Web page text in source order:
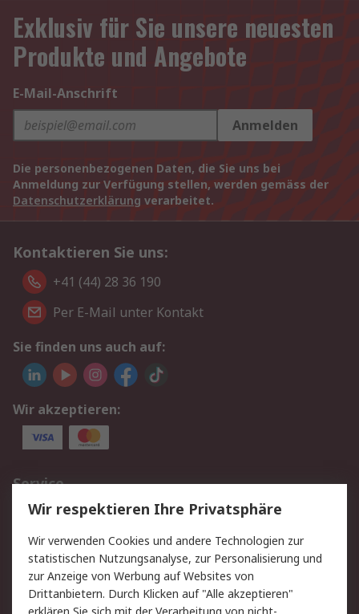
Exklusiv für Sie unsere neuesten
Produkte und Angebote
E-Mail-Anschrift
Anmelden
Die personenbezogenen Daten, die Sie uns bei
Anmeldung zur Verfügung stellen, werden gemäss der
Datenschutzerklärung verarbeitet.
Kontaktieren Sie uns:
+41 (44) 28 36 190
Per E-Mail unter Kontakt
Sie finden uns auch auf:
Wir akzeptieren:
Service
Value Added Services
Lieferlösungen
Rücksendungen
Kontakt
Hilfe
Rechtliches
Wir respektieren Ihre Privatsphäre
Wir verwenden Cookies und andere Technologien zur
statistischen Nutzungsanalyse, zur Personalisierung und
zur Anzeige von Werbung auf Websites von
Drittanbietern. Durch Klicken auf "Alle akzeptieren"